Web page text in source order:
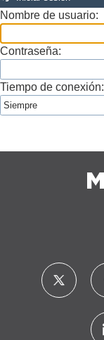
Nombre de usuario:
Contraseña:
Tiempo de conexión: